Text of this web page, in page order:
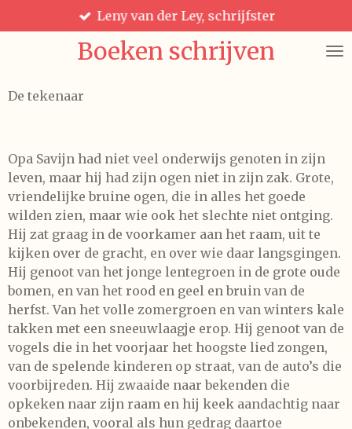
direct
hoofdinhoud
Boeken schrijven
Leny van der Ley, schrijfster
De tekenaar
Opa Savijn had niet veel onderwijs genoten in zijn
leven, maar hij had zijn ogen niet in zijn zak. Grote,
vriendelijke bruine ogen, die in alles het goede
wilden zien, maar wie ook het slechte niet ontging.
Hij zat graag in de voorkamer aan het raam, uit te
kijken over de gracht, en over wie daar langsgingen.
Hij genoot van het jonge lentegroen in de grote oude
bomen, en van het rood en geel en bruin van de
herfst. Van het volle zomergroen en van winters kale
takken met een sneeuwlaagje erop. Hij genoot van de
vogels die in het voorjaar het hoogste lied zongen,
van de spelende kinderen op straat, van de auto’s die
voorbijreden. Hij zwaaide naar bekenden die
opkeken naar zijn raam en hij keek aandachtig naar
onbekenden, vooral als hun gedrag daartoe